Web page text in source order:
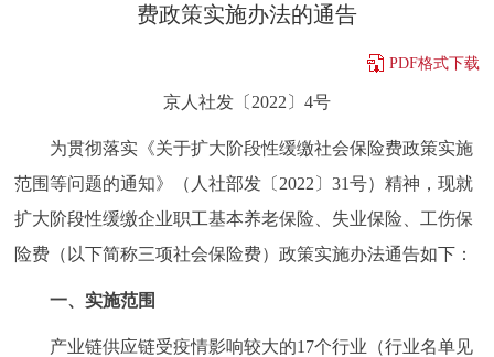
利企服务
政民互动
12345网上接诉即办 我要咨询 我要建议
参与调查 在线访谈 图说互动
走进北京
费政策实施办法的通告
PDF格式下载
京人社发〔2022〕4号
为贯彻落实《关于扩大阶段性缓缴社会保险费政策实施
范围等问题的通知》（人社部发〔2022〕31号）精神，现就
扩大阶段性缓缴企业职工基本养老保险、失业保险、工伤保
险费（以下简称三项社会保险费）政策实施办法通告如下：
一、实施范围
产业链供应链受疫情影响较大的17个行业（行业名单见